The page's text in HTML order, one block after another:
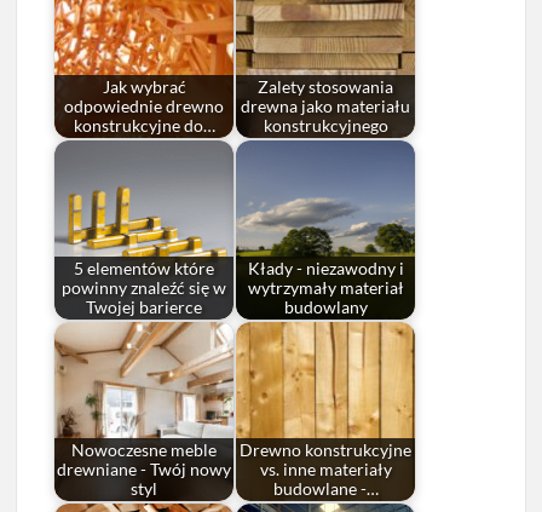
Jak wybrać
odpowiednie drewno
konstrukcyjne do…
Zalety stosowania
drewna jako materiału
konstrukcyjnego
5 elementów które
powinny znaleźć się w
Twojej barierce
Kłady - niezawodny i
wytrzymały materiał
budowlany
Nowoczesne meble
drewniane - Twój nowy
styl
Drewno konstrukcyjne
vs. inne materiały
budowlane -…